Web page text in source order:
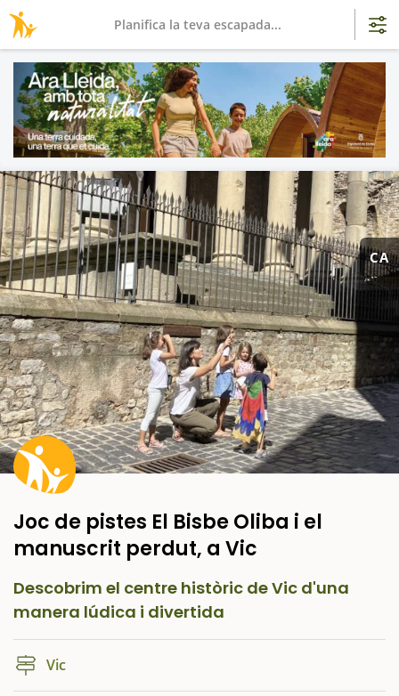
CA
Joc de pistes El Bisbe Oliba i el
manuscrit perdut, a Vic
Descobrim el centre històric de Vic d'una
manera lúdica i divertida
Vic
Planifica la teva escapada...